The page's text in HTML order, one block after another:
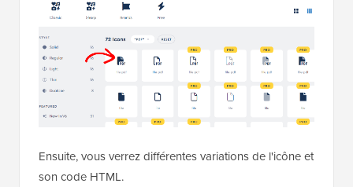
Ensuite, vous verrez différentes variations de l'icône et
son code HTML.